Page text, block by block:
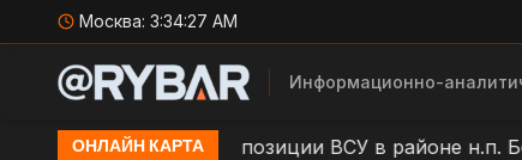
Москва: 3:34:28 AM
Информационно-
ОНЛАЙН КАРТА
Удар БЛА по позиции ВСУ в районе н.п.